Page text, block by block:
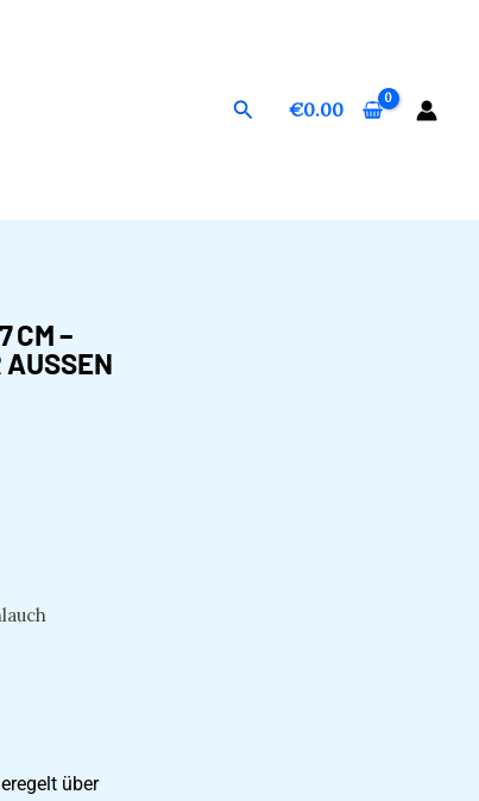
Suchen
€0.00
CM –
über